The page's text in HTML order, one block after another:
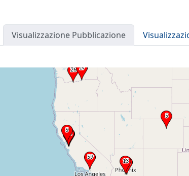
Visualizzazione Pubblicazione